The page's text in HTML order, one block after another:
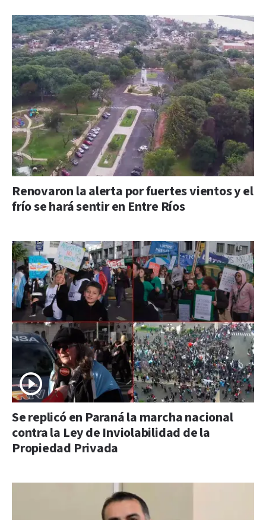
Renovaron la alerta por fuertes vientos y el
frío se hará sentir en Entre Ríos
Se replicó en Paraná la marcha nacional
contra la Ley de Inviolabilidad de la
Propiedad Privada